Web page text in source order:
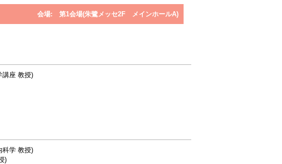
会場: 第1会場(朱鷺メッセ2F メインホールA)
講座 教授)
科学 教授)
)